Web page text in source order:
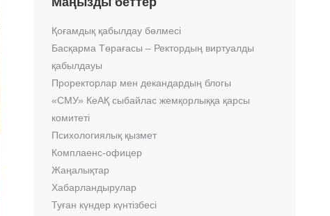
Қоғамдық қабылдау бөлмесі
Басқарма Төрағасы – Ректордың виртуалды
қабылдауы
Проректорлар мен декандардың блогы
«СМУ» КеАҚ сыбайлас жемқорлыққа қарсы
комитеті
Психологиялық қызмет
Комплаенс-офицер
Жаңалықтар
Хабарландырулар
Туған күндер күнтізбесі